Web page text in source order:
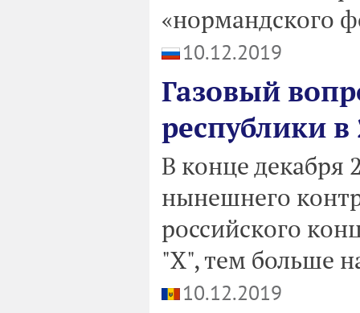
«нормандского
10.12.2019
Газовый
республики в
В конце декабря
нынешнего
российского
"Х", тем больше
10.12.2019